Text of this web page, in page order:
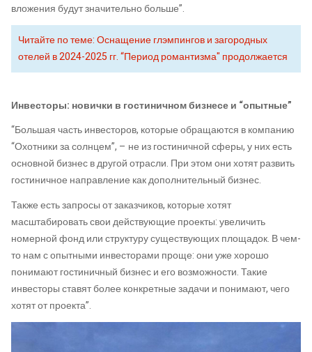
вложения будут значительно больше”.
Читайте по теме: Оснащение глэмпингов и загородных
отелей в 2024-2025 гг. “Период романтизма" продолжается
Инвесторы: новички в гостиничном бизнесе и “опытные”
“Большая часть инвесторов, которые обращаются в компанию
“Охотники за солнцем”, – не из гостиничной сферы, у них есть
основной бизнес в другой отрасли. При этом они хотят развить
гостиничное направление как дополнительный бизнес.
Также есть запросы от заказчиков, которые хотят
масштабировать свои действующие проекты: увеличить
номерной фонд или структуру существующих площадок. В чем-
то нам с опытными инвесторами проще: они уже хорошо
понимают гостиничный бизнес и его возможности. Такие
инвесторы ставят более конкретные задачи и понимают, чего
хотят от проекта”.